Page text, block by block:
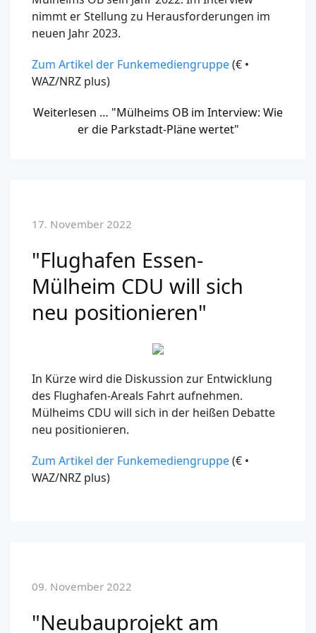
nimmt er Stellung zu Herausforderungen im
neuen Jahr 2023.
Zum Artikel der Funkemediengruppe(€ •
WAZ/NRZ plus)
Weiterlesen … "Mülheims OB im Interview: Wie
er die Parkstadt-Pläne wertet"
17. November 2022
"Flughafen Essen-
Mülheim CDU will sich
neu positionieren"
In Kürze wird die Diskussion zur Entwicklung
des Flughafen-Areals Fahrt aufnehmen.
Mülheims CDU will sich in der heißen Debatte
neu positionieren.
Zum Artikel der Funkemediengruppe(€ •
WAZ/NRZ plus)
09. November 2022
"Neubauprojekt am